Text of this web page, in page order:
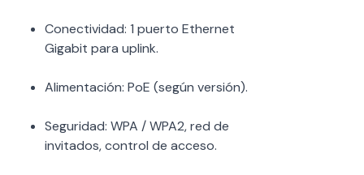
Conectividad: 1 puerto Ethernet
Gigabit para uplink.
Alimentación: PoE (según versión).
Seguridad: WPA / WPA2, red de
invitados, control de acceso.